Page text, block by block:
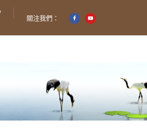
關注我們：